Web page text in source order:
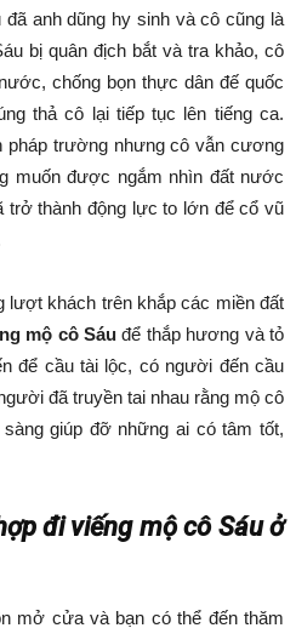
anh dũng hy sinh và cô cũng là
bị quân địch bắt và tra khảo, cô
chống bọn thực dân đế quốc
thả cô lại tiếp tục lên tiếng ca.
pháp trường nhưng cô vẫn cương
muốn được ngắm nhìn đất nước
trở thành động lực to lớn để cổ vũ
lượt khách trên khắp các miền đất
mộ cô Sáu để thắp hương và tỏ
để cầu tài lộc, có người đến cầu
đã truyền tai nhau rằng mộ cô
giúp đỡ những ai có tâm tốt,
đi viếng mộ cô Sáu ở
mở cửa và bạn có thể đến thăm